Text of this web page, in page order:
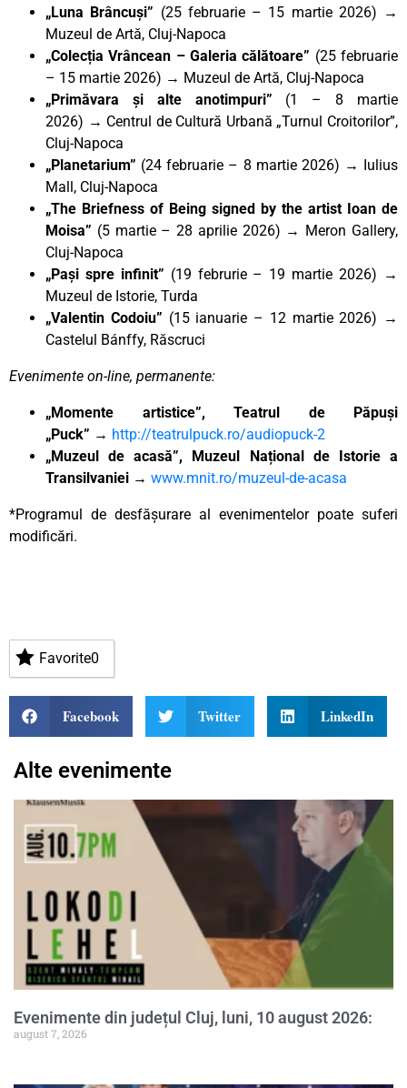
„Luna Brâncuși” (25 februarie – 15 martie 2026) →
Muzeul de Artă, Cluj-Napoca
„Colecția Vrâncean – Galeria călătoare” (25 februarie
– 15 martie 2026) → Muzeul de Artă, Cluj-Napoca
„Primăvara și alte anotimpuri” (1 – 8 martie
2026) → Centrul de Cultură Urbană „Turnul Croitorilor”,
Cluj-Napoca
„Planetarium” (24 februarie – 8 martie 2026) → Iulius
Mall, Cluj-Napoca
„The Briefness of Being signed by the artist Ioan de
Moisa” (5 martie – 28 aprilie 2026) → Meron Gallery,
Cluj-Napoca
„Pași spre infinit” (19 februrie – 19 martie 2026) →
Muzeul de Istorie, Turda
„Valentin Codoiu” (15 ianuarie – 12 martie 2026) →
Castelul Bánffy, Răscruci
Evenimente on-line, permanente:
„Momente artistice”, Teatrul de Păpuși
„Puck” → http://teatrulpuck.ro/audiopuck-2
„Muzeul de acasă”, Muzeul Național de Istorie a
Transilvaniei → www.mnit.ro/muzeul-de-acasa
*Programul de desfășurare al evenimentelor poate suferi
modificări.
Favorite0
Facebook Twitter LinkedIn
Alte evenimente
Evenimente din județul Cluj, luni, 10 august 2026:
august 7, 2026